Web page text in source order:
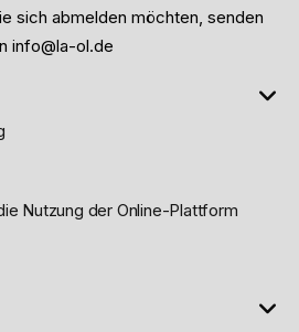
sich abmelden möchten, senden
info@la-ol.de
Nutzung der Online-Plattform